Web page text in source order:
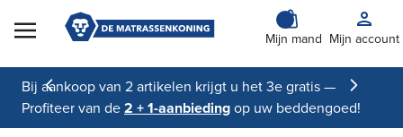
Skip to Content
Mijn mand Mijn account
Bij aankoop van 2 artikelen krijgt u het 3e gratis —
Profiteer van de2 + 1-aanbiedingop uw beddengoed!